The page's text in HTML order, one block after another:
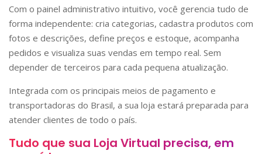
Com o painel administrativo intuitivo, você gerencia tudo de
forma independente: cria categorias, cadastra produtos com
fotos e descrições, define preços e estoque, acompanha
pedidos e visualiza suas vendas em tempo real. Sem
depender de terceiros para cada pequena atualização.
Integrada com os principais meios de pagamento e
transportadoras do Brasil, a sua loja estará preparada para
atender clientes de todo o país.
Tudo que sua Loja Virtual precisa, em